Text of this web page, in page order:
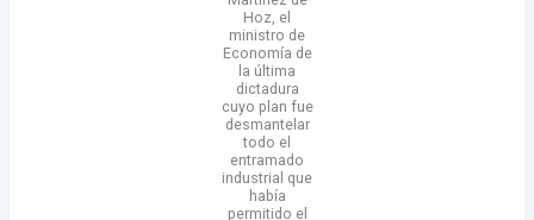
Hoz, el
ministro de
Economía de
la última
dictadura
cuyo plan fue
desmantelar
todo el
entramado
industrial que
había
permitido el